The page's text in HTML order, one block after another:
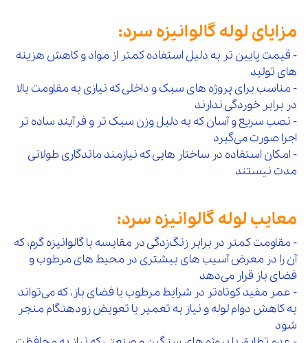
مزایای لوله گالوانیزه سرد:
- قیمت پایین‌ تر به دلیل استفاده کمتر از مواد و کاهش هزینه‌
های تولید
- مناسب برای پروژه‌ های سبک و داخلی که نیازی به مقاومت بالا
در برابر خوردگی ندارند
- نصب سریع و آسان که به دلیل وزن سبک‌ تر و فرآیند ساده‌ تر
اجرا صورت می‌گیرد
- امکان استفاده در ساختار هایی که نیازمند ماندگاری طولانی‌
مدت نیستند
معایب لوله گالوانیزه سرد:
- مقاومت کمتر در برابر زنگ‌زدگی در مقایسه با گالوانیزه گرم، که
آن را در معرض آسیب‌ های بیشتری در محیط‌ های مرطوب و
فضای باز قرار می‌دهد
- عمر مفید کوتاه‌تر در شرایط مرطوب یا فضای باز، که می‌تواند
به کاهش دوام لوله و نیاز به تعمیر یا تعویض زودهنگام منجر
شود